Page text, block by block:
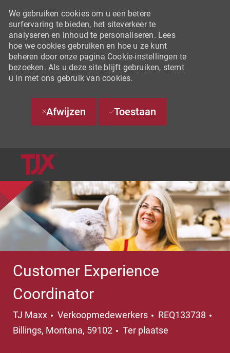
We gebruiken cookies om u een betere
surfervaring te bieden, het siteverkeer te
analyseren en inhoud te personaliseren. Lees
hoe we cookies gebruiken en hoe u ze kunt
beheren door onze pagina Cookie-instellingen te
bezoeken. Als u deze site blijft gebruiken, stemt
u in met ons gebruik van cookies.
Afwijzen Toestaan
Customer Experience
Coordinator
TJ Maxx Categorie
Verkoopmedewerkers REQ133738
Billings, Montana, 59102
Ter plaatse